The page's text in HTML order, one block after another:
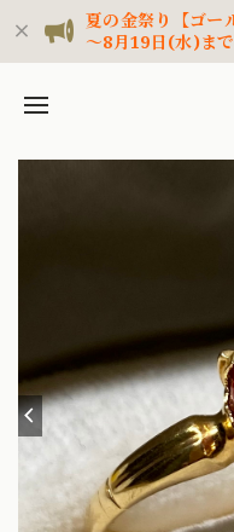
夏の金祭り【ゴー
～8月19日(水)ま